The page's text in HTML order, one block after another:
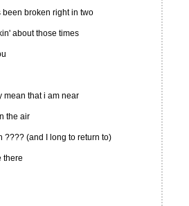
been broken right in two
about those times
mean that i am near
the air
???? (and I long to return to)
there